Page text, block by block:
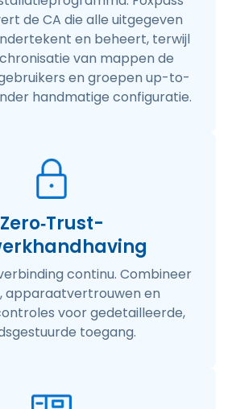
de CA die alle uitgegeven
en beheert, terwijl
van mappen de
en groepen up-to-
handmatige configuratie.
Zero‑Trust-
continu. Combineer
apparaatvertrouwen en
voor gedetailleerde,
toegang.